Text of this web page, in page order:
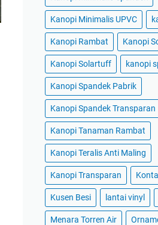
Kanopi Minimalis UPVC
Kanopi Rambat Kanopi
Kanopi Solartuff kanopi
Kanopi Spandek Pabrik
Kanopi Spandek Transparan
Kanopi Tanaman Rambat
Kanopi Teralis Anti Maling
Kanopi Transparan
Kusen Besi lantai vinyl
Menara Torren Air